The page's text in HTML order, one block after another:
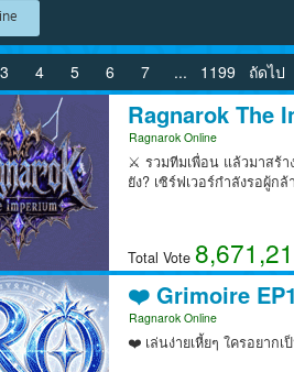
วิธีทำโหวต
3 4 5 6 7 ... 1199
ถัดไป
Ragnarok The
Ragnarok Online
⚔️ รวมทีมเพื่อน แล้วมาสร้
ยัง? เซิร์ฟเวอร์กำลังรอผู้ก
Total Vote
❤️ Grimoire
Ragnarok Online
❤️ เล่นง่ายเหี้ยๆ ใครอยาก